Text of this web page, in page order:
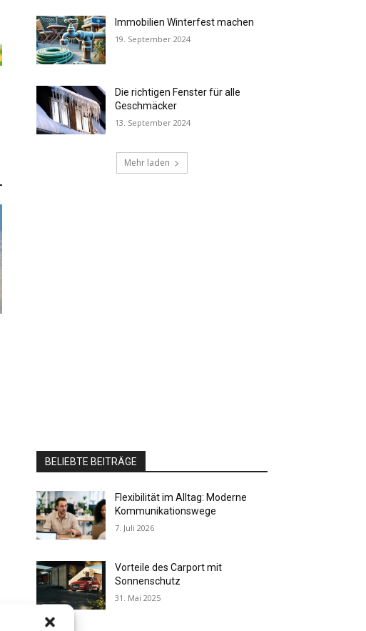
Immobilien Winterfest machen
19. September 2024
Die richtigen Fenster für alle
Geschmäcker
13. September 2024
Mehr laden